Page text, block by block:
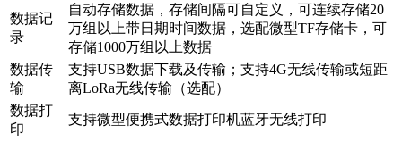
数据记
录
自动存储数据，存储间隔可自定义，可连续存储20
万组以上带日期时间数据，选配微型TF存储卡，可
存储1000万组以上数据
数据传
输
支持USB数据下载及传输；支持4G无线传输或短距
离LoRa无线传输（选配）
数据打
印
支持微型便携式数据打印机蓝牙无线打印